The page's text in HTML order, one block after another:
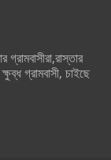
গ্রামবাসী, চাইছে